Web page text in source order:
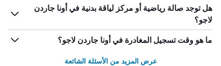
هل توجد صالة رياضية أو مركز لياقة بدنية في أونا جاردن
لاجو؟
ما هو وقت تسجيل المغادرة في أونا جاردن لاجو؟
عرض المزيد من الأسئلة الشائعة